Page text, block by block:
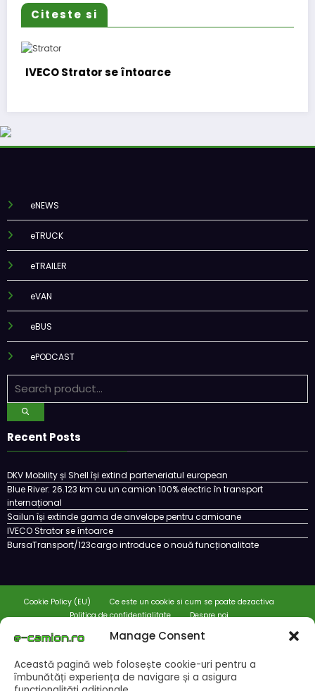
Manage Consent
Această pagină web folosește cookie-uri pentru a
îmbunătăți experiența de navigare și a asigura
Citeste si
BursaTransport/123cargo
eNEWS
eTRUCK
eTRAILER
eVAN
eBUS
Recent Posts
DKV Mobility și Shell își extind parteneriatul european
Blue River: 26.123 km cu un camion 100% electric în transport
internațional
Sailun își extinde gama de anvelope pentru camioane
IVECO Strator se întoarce
Cookie Policy (EU)
Ce este un cookie si cum se poate dezactiva
Politica de confidentialitate
Despre noi
Powered By
SpiceThemes